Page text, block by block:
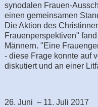
synodalen Frauen-
einen gemeinsamen
Die Aktion des
Frauenperspektiven"
Männern. "Eine
- diese Frage konnte auf
diskutiert und an einer
26. Juni – 11. Juli 2017